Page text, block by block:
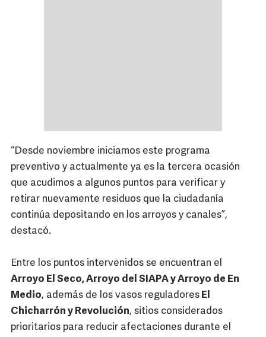
“Desde noviembre iniciamos este programa
preventivo y actualmente ya es la tercera ocasión
que acudimos a algunos puntos para verificar y
retirar nuevamente residuos que la ciudadanía
continúa depositando en los arroyos y canales”,
destacó.
Entre los puntos intervenidos se encuentran el
Arroyo El Seco, Arroyo del SIAPA y Arroyo de En
Medio, además de los vasos reguladores El
Chicharrón y Revolución, sitios considerados
prioritarios para reducir afectaciones durante el